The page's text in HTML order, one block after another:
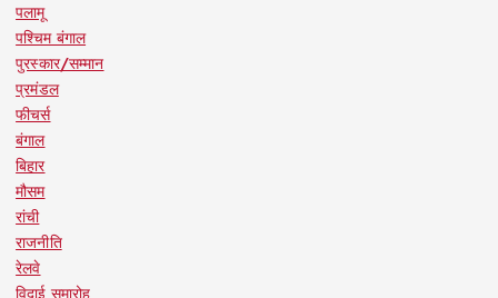
पलामू
पश्चिम बंगाल
पुरस्कार/सम्मान
प्रमंडल
फीचर्स
बंगाल
बिहार
मौसम
रांची
राजनीति
रेलवे
विदाई समारोह